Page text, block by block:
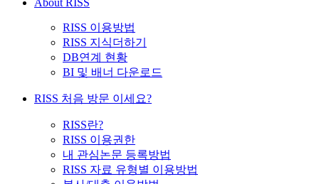
About RISS
RISS 이용방법
RISS 지식더하기
DB연계 현황
BI 및 배너 다운로드
RISS 처음 방문 이세요?
RISS란?
RISS 이용권한
내 관심논문 등록방법
RISS 자료 유형별 이용방법